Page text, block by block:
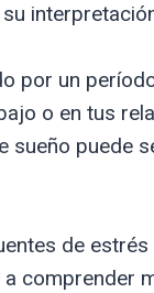
por un
o en tus
sueño puede
de estrés
a comprender